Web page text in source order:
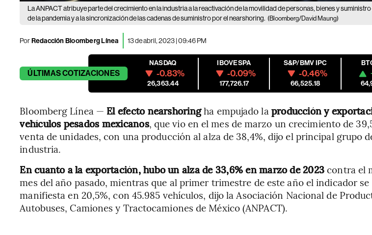
La ANPACT atribuye parte del crecimiento en la industria a la reactivación de la movilidad de personas, bienes y
de la pandemia y a la sincronización de las cadenas de suministro por el nearshoring. (Bloomberg/David Maung)
PorRedacción Bloomberg Línea 13 de abril, 2023 | 09:46 PM
ÚLTIMASCOTIZACIONES
NASDAQ
-0.83%
26,363.44
IBOVESPA
-0.09%
177,726.17
S&P/BMV IPC
-0.46%
66,525.18
Bloomberg Línea — El efecto nearshoringha empujado la producción y
vehículos pesados mexicanos, que vio en el mes de marzo un crecimiento de
venta de unidades, con una producción al alza de 38,4%, dijo el principal grupo
industria.
En cuanto a la exportación, hubo un alza de 33,6% en marzo de 2023contra el
mes del año pasado, mientras que al primer trimestre de este año el indicador se
manifiesta en 20,5%, con 45.985 vehículos, dijo la Asociación Nacional de
Autobuses, Camiones y Tractocamiones de México (ANPACT).